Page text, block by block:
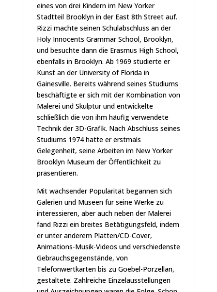
eines von drei Kindern im New Yorker
Stadtteil Brooklyn in der East 8th Street auf.
Rizzi machte seinen Schulabschluss an der
Holy Innocents Grammar School, Brooklyn,
und besuchte dann die Erasmus High School,
ebenfalls in Brooklyn. Ab 1969 studierte er
Kunst an der University of Florida in
Gainesville. Bereits während seines Studiums
beschäftigte er sich mit der Kombination von
Malerei und Skulptur und entwickelte
schließlich die von ihm häufig verwendete
Technik der 3D-Grafik. Nach Abschluss seines
Studiums 1974 hatte er erstmals
Gelegenheit, seine Arbeiten im New Yorker
Brooklyn Museum der Öffentlichkeit zu
präsentieren.
Mit wachsender Popularität begannen sich
Galerien und Museen für seine Werke zu
interessieren, aber auch neben der Malerei
fand Rizzi ein breites Betätigungsfeld, indem
er unter anderem Platten/CD-Cover,
Animations-Musik-Videos und verschiedenste
Gebrauchsgegenstände, von
Telefonwertkarten bis zu Goebel-Porzellan,
gestaltete. Zahlreiche Einzelausstellungen